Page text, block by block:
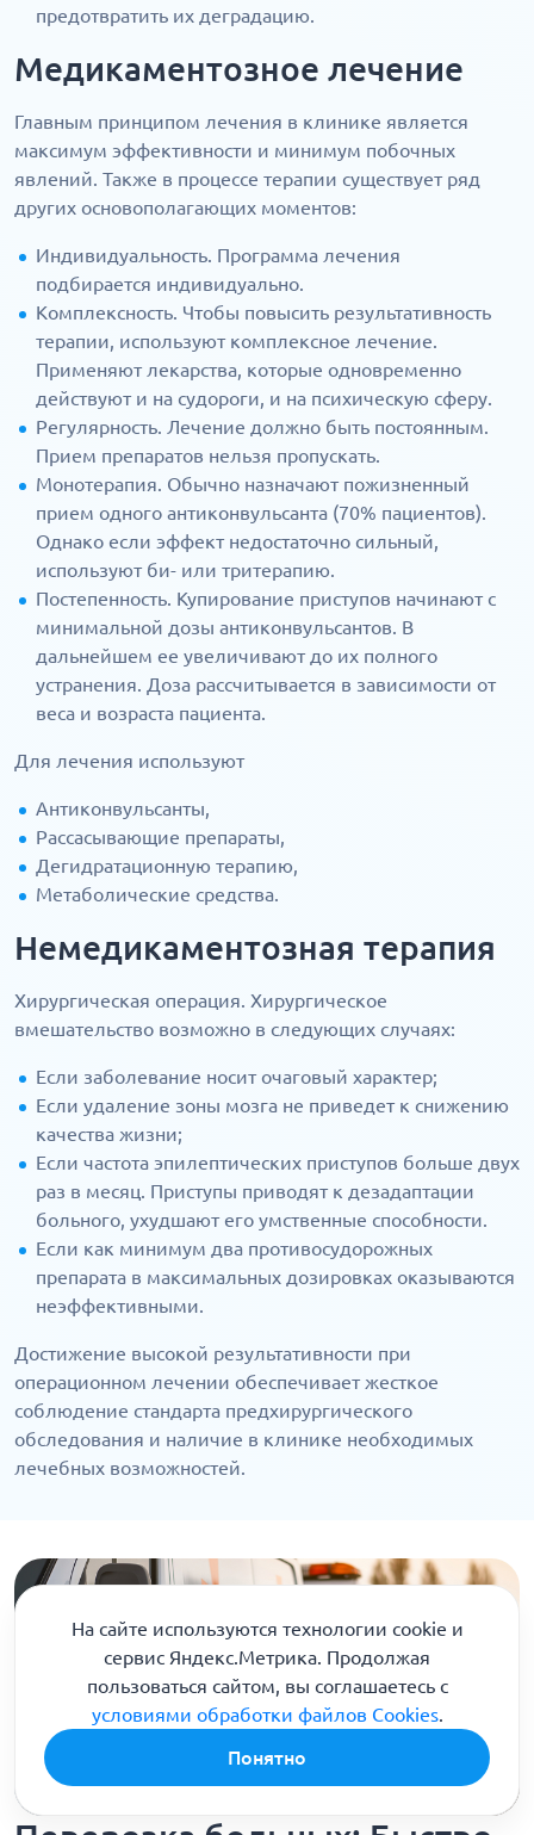
предотвратить их деградацию.
Медикаментозное лечение
Главным принципом лечения в клинике является
максимум эффективности и минимум побочных
явлений. Также в процессе терапии существует ряд
других основополагающих моментов:
Индивидуальность. Программа лечения
подбирается индивидуально.
Комплексность. Чтобы повысить результативность
терапии, используют комплексное лечение.
Применяют лекарства, которые одновременно
действуют и на судороги, и на психическую сферу.
Регулярность. Лечение должно быть постоянным.
Прием препаратов нельзя пропускать.
Монотерапия. Обычно назначают пожизненный
прием одного антиконвульсанта (70% пациентов).
Однако если эффект недостаточно сильный,
используют би- или тритерапию.
Постепенность. Купирование приступов начинают с
минимальной дозы антиконвульсантов. В
дальнейшем ее увеличивают до их полного
устранения. Доза рассчитывается в зависимости от
веса и возраста пациента.
Для лечения используют
Антиконвульсанты,
Рассасывающие препараты,
Дегидратационную терапию,
Метаболические средства.
Немедикаментозная терапия
Хирургическая операция. Хирургическое
вмешательство возможно в следующих случаях:
Если заболевание носит очаговый характер;
Если удаление зоны мозга не приведет к снижению
качества жизни;
Если частота эпилептических приступов больше двух
раз в месяц. Приступы приводят к дезадаптации
больного, ухудшают его умственные способности.
Если как минимум два противосудорожных
препарата в максимальных дозировках оказываются
неэффективными.
Достижение высокой результативности при
операционном лечении обеспечивает жесткое
соблюдение стандарта предхирургического
обследования и наличие в клинике необходимых
лечебных возможностей.
На сайте используются технологии cookie и
сервис Яндекс.Метрика. Продолжая
пользоваться сайтом, вы соглашаетесь с
условиями обработки файлов Cookies.
Понятно